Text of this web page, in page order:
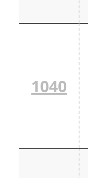
1040